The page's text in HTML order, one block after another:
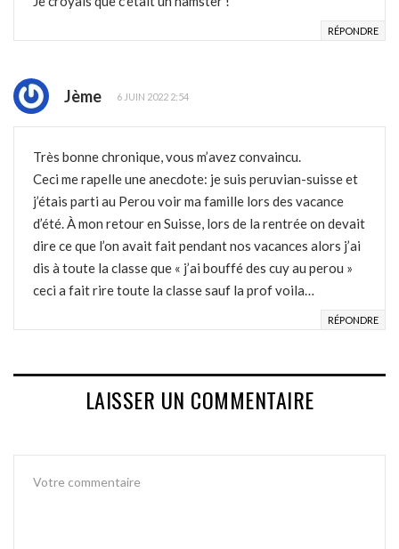
RÉPONDRE
Jème 6 JUIN 2022 2:54
Très bonne chronique, vous m’avez convaincu.
Ceci me rapelle une anecdote: je suis peruvian-suisse et
j’étais parti au Perou voir ma famille lors des vacance
d’été. À mon retour en Suisse, lors de la rentrée on devait
dire ce que l’on avait fait pendant nos vacances alors j’ai
dis à toute la classe que « j’ai bouffé des cuy au perou »
ceci a fait rire toute la classe sauf la prof voila…
RÉPONDRE
LAISSER UN COMMENTAIRE